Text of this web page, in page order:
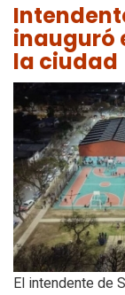
inauguró
la ciudad
El intendente de